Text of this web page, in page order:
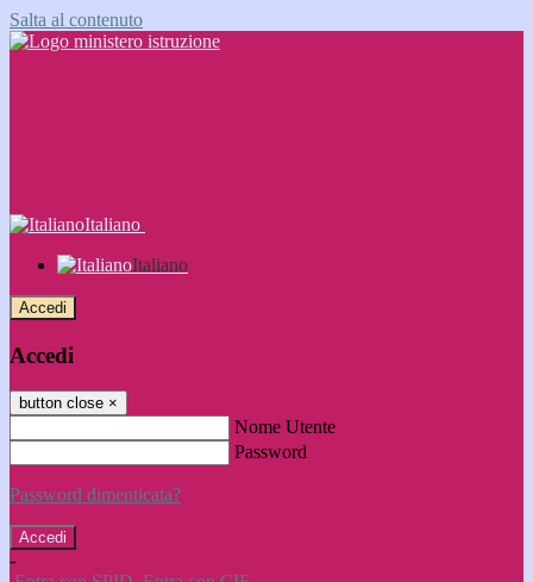
Salta al contenuto
Italiano
Italiano
Accedi
Accedi
button close ×
Nome Utente
Password
Password dimenticata?
-